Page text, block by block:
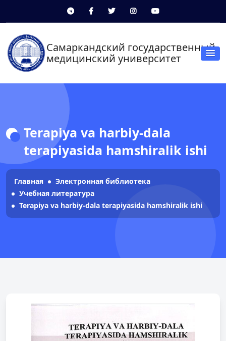
Самаркандский государственный
медицинский университет
Terapiya va harbiy-dala
terapiyasida hamshiralik ishi
Главная
Электронная библиотека
Учебная литература
Terapiya va harbiy-dala terapiyasida hamshiralik ishi